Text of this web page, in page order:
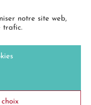
notre site web,
trafic.
choix